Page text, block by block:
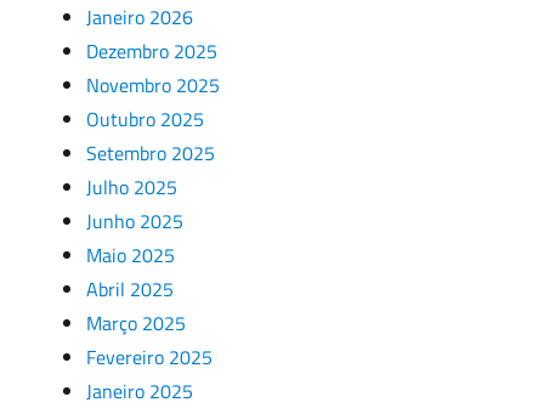
Janeiro 2026
Dezembro 2025
Novembro 2025
Outubro 2025
Setembro 2025
Julho 2025
Junho 2025
Maio 2025
Abril 2025
Março 2025
Fevereiro 2025
Janeiro 2025